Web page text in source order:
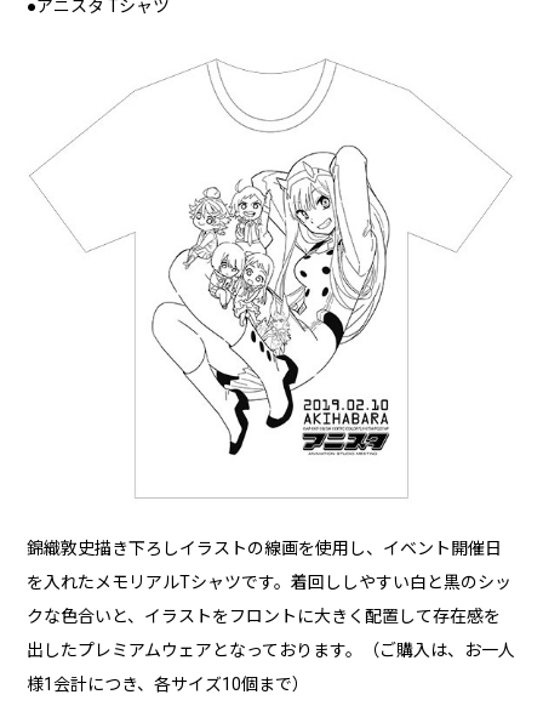
●アニスタ Tシャツ
錦織敦史描き下ろしイラストの線画を使用し、イベント開催日
を入れたメモリアルTシャツです。着回ししやすい白と黒のシッ
クな色合いと、イラストをフロントに大きく配置して存在感を
出したプレミアムウェアとなっております。（ご購入は、お一人
様1会計につき、各サイズ10個まで）